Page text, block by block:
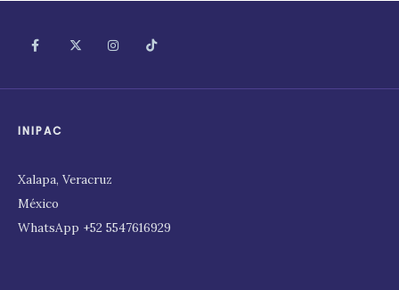
INIPAC
Xalapa, Veracruz
México
WhatsApp +52 5547616929